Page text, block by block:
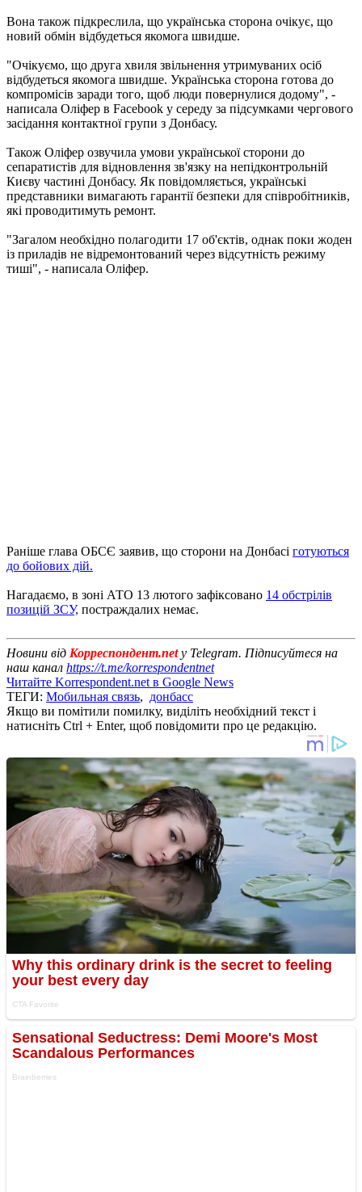
Вона також підкреслила, що українська сторона очікує, що
новий обмін відбудеться якомога швидше.
"Очікуємо, що друга хвиля звільнення утримуваних осіб
відбудеться якомога швидше. Українська сторона готова до
компромісів заради того, щоб люди повернулися додому", -
написала Оліфер в Facebook у середу за підсумками чергового
засідання контактної групи з Донбасу.
Також Оліфер озвучила умови української сторони до
сепаратистів для відновлення зв'язку на непідконтрольній
Києву частині Донбасу. Як повідомляється, українські
представники вимагають гарантії безпеки для співробітників,
які проводитимуть ремонт.
"Загалом необхідно полагодити 17 об'єктів, однак поки жоден
із приладів не відремонтований через відсутність режиму
тиші", - написала Оліфер.
Раніше глава ОБСЄ заявив, що сторони на Донбасі готуються
до бойових дій.
Нагадаємо, в зоні АТО 13 лютого зафіксовано 14 обстрілів
позицій ЗСУ, постраждалих немає.
Новини від Корреспондент.netу Telegram. Підписуйтеся на
наш канал https://t.me/korrespondentnet
Читайте Korrespondent.net в Google News
ТЕГИ: Мобильная связь, донбасс
Якщо ви помітили помилку, виділіть необхідний текст і
натисніть Ctrl + Enter, щоб повідомити про це редакцію.